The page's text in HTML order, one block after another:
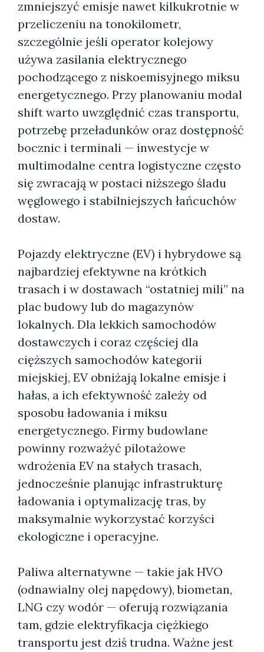
zmniejszyć emisje nawet kilkukrotnie w
przeliczeniu na tonokilometr,
szczególnie jeśli operator kolejowy
używa zasilania elektrycznego
pochodzącego z niskoemisyjnego miksu
energetycznego. Przy planowaniu modal
shift warto uwzględnić czas transportu,
potrzebę przeładunków oraz dostępność
bocznic i terminali — inwestycje w
multimodalne centra logistyczne często
się zwracają w postaci niższego śladu
węglowego i stabilniejszych łańcuchów
dostaw.
Pojazdy elektryczne (EV) i hybrydowe są
najbardziej efektywne na krótkich
trasach i w dostawach “ostatniej mili” na
plac budowy lub do magazynów
lokalnych. Dla lekkich samochodów
dostawczych i coraz częściej dla
cięższych samochodów kategorii
miejskiej, EV obniżają lokalne emisje i
hałas, a ich efektywność zależy od
sposobu ładowania i miksu
energetycznego. Firmy budowlane
powinny rozważyć pilotażowe
wdrożenia EV na stałych trasach,
jednocześnie planując infrastrukturę
ładowania i optymalizację tras, by
maksymalnie wykorzystać korzyści
ekologiczne i operacyjne.
Paliwa alternatywne — takie jak HVO
(odnawialny olej napędowy), biometan,
LNG czy wodór — oferują rozwiązania
tam, gdzie elektryfikacja ciężkiego
transportu jest dziś trudna. Ważne jest